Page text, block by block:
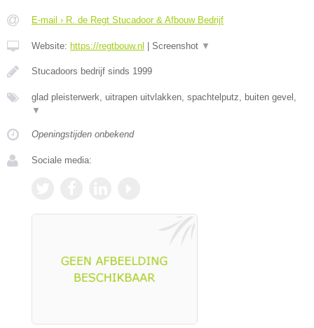
E-mail › R. de Regt Stucadoor & Afbouw Bedrijf
Website: https://regtbouw.nl | Screenshot ▼
Stucadoors bedrijf sinds 1999
glad pleisterwerk, uitrapen uitvlakken, spachtelputz, buiten gevel,
▼
Openingstijden onbekend
Sociale media: